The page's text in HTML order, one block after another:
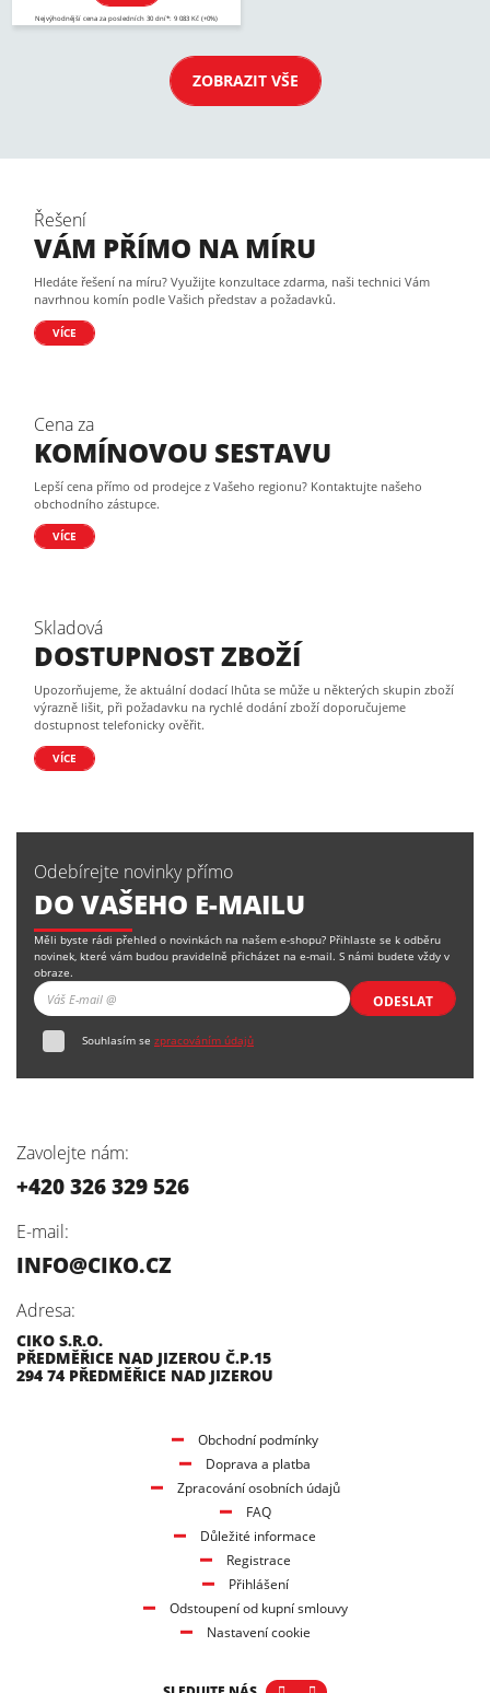
Nejvýhodnější cena za posledních 30 dní*: 9 083 Kč (+0%)
ZOBRAZIT VŠE
Řešení
VÁM PŘÍMO NA MÍRU
Hledáte řešení na míru? Využijte konzultace zdarma, naši technici Vám
navrhnou komín podle Vašich představ a požadavků.
VÍCE
Cena za
KOMÍNOVOU SESTAVU
Lepší cena přímo od prodejce z Vašeho regionu? Kontaktujte našeho
obchodního zástupce.
VÍCE
Skladová
DOSTUPNOST ZBOŽÍ
Upozorňujeme, že aktuální dodací lhůta se může u některých skupin zboží
výrazně lišit, při požadavku na rychlé dodání zboží doporučujeme
dostupnost telefonicky ověřit.
VÍCE
Odebírejte novinky přímo
DO VAŠEHO E-MAILU
Měli byste rádi přehled o novinkách na našem e-shopu? Přihlaste se k odběru
novinek, které vám budou pravidelně přicházet na e-mail. S námi budete vždy v
obraze.
ODESLAT
Souhlasím se zpracováním údajů
Zavolejte nám:
+420 326 329 526
E-mail:
INFO@CIKO.CZ
Adresa:
CIKO S.R.O.
PŘEDMĚŘICE NAD JIZEROU Č.P.15
294 74 PŘEDMĚŘICE NAD JIZEROU
Obchodní podmínky
Doprava a platba
Zpracování osobních údajů
FAQ
Důležité informace
Registrace
Přihlášení
Odstoupení od kupní smlouvy
Nastavení cookie